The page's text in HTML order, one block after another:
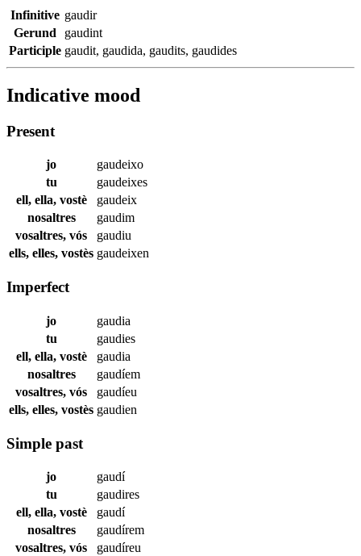
Infinitive gaudir
Gerund
gaudint
Participle gaudit, gaudida, gaudits, gaudides
Indicative mood
Present
jo
gaudeixo
tu
gaudeixes
ell, ella, vostè
gaudeix
nosaltres
gaudim
vosaltres, vós
gaudiu
ells, elles, vostès gaudeixen
Imperfect
jo
gaudia
tu
gaudies
ell, ella, vostè
gaudia
nosaltres
gaudíem
vosaltres, vós
gaudíeu
ells, elles, vostès gaudien
Simple past
jo
gaudí
tu
gaudires
ell, ella, vostè
gaudí
nosaltres
gaudírem
vosaltres, vós
gaudíreu